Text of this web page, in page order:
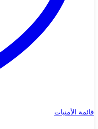
قائمة الأمنيات